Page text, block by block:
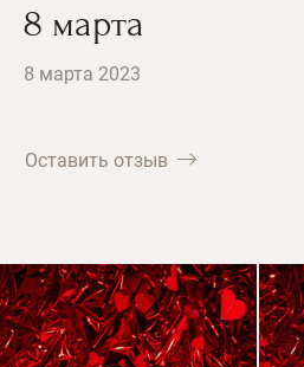
8 марта
8 марта 2023
Оставить отзыв